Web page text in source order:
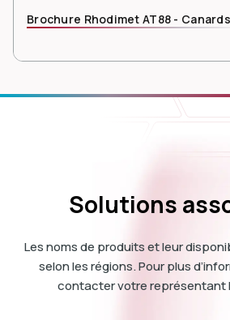
Brochure Rhodimet AT88 - Canards
Solutions
Les noms de produits et leur
selon les régions. Pour plus
contacter votre représentant